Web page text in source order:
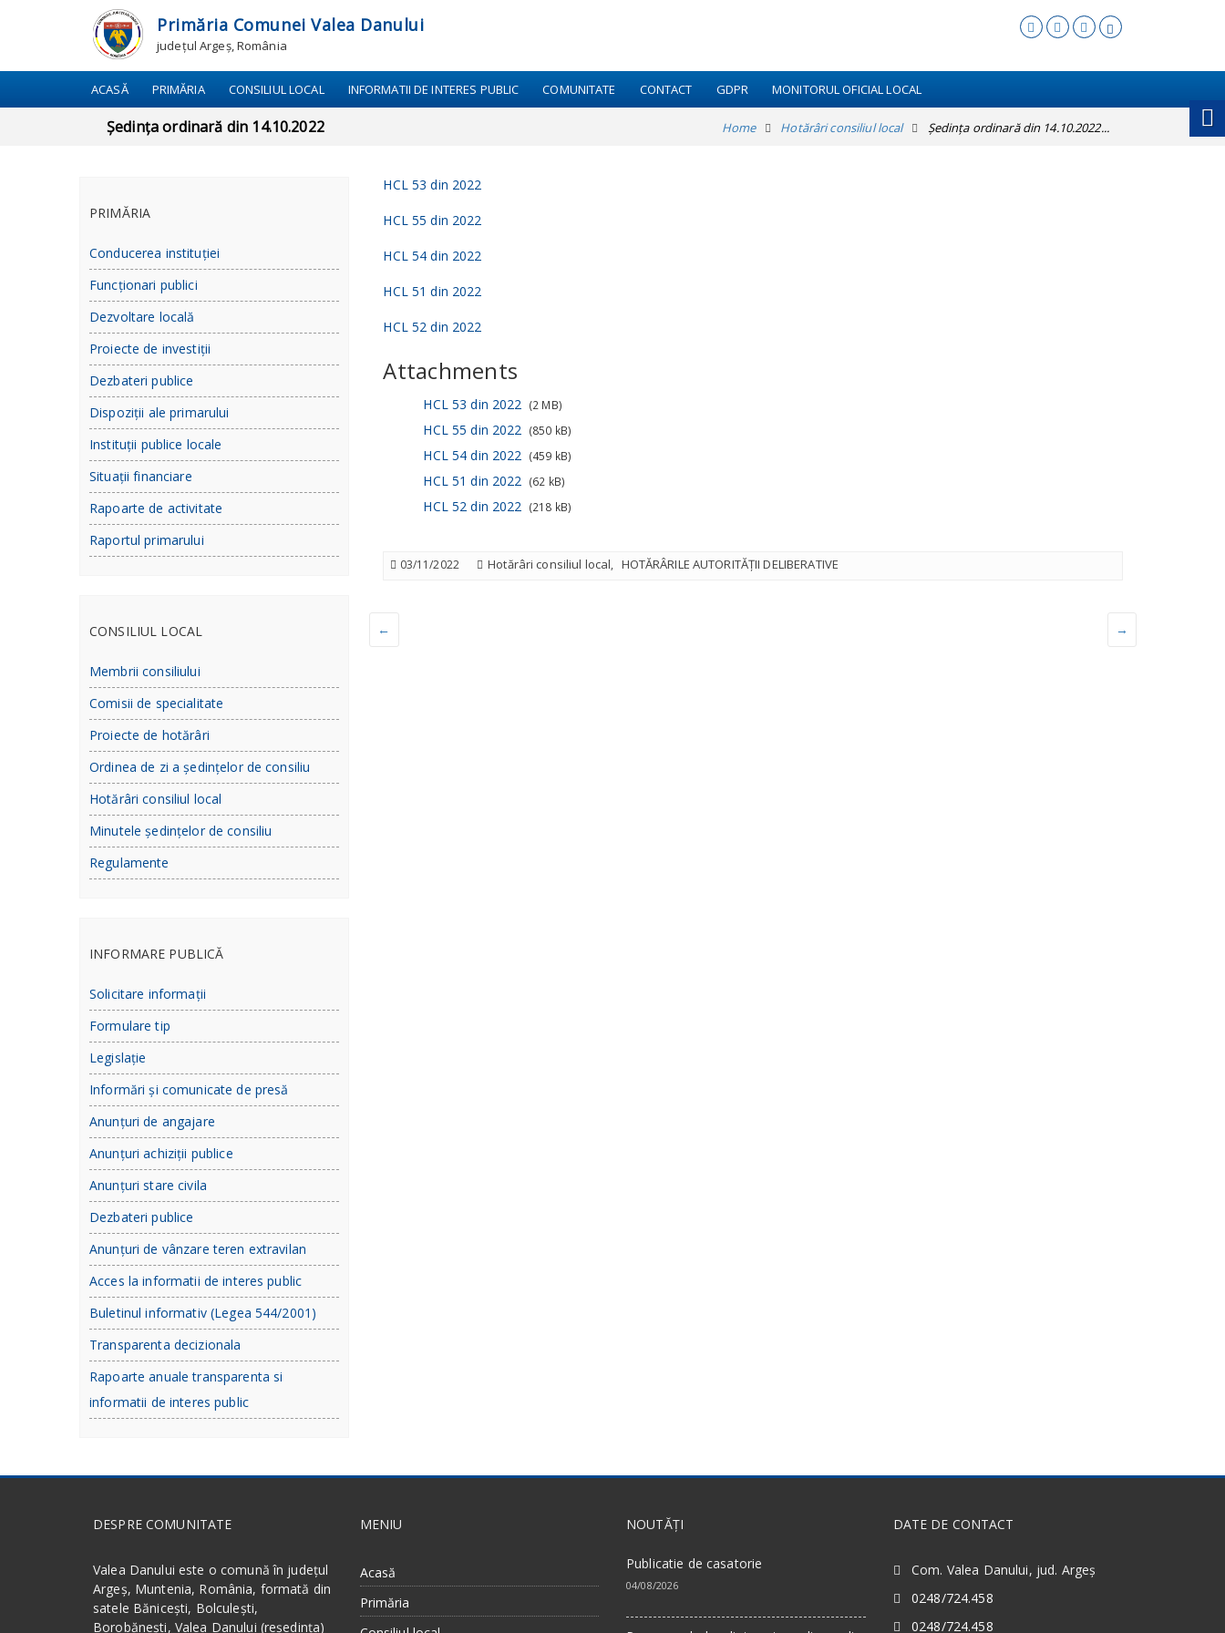
Primăria Comunei Valea Danului
județul Argeș, România
ACASĂ PRIMĂRIA CONSILIUL LOCAL INFORMATII DE INTERES PUBLIC COMUNITATE CONTACT GDPR MONITORUL OFICIAL LOCAL
Ședința ordinară din 14.10.2022 Home Hotărâri consiliul local Ședința ordinară din 14.10.2022...
HCL 53 din 2022
HCL 55 din 2022
HCL 54 din 2022
HCL 51 din 2022
HCL 52 din 2022
Attachments
HCL 53 din 2022 (2 MB)
HCL 55 din 2022 (850 kB)
HCL 54 din 2022 (459 kB)
HCL 51 din 2022 (62 kB)
HCL 52 din 2022 (218 kB)
03/11/2022 Hotărâri consiliul local, HOTĂRÂRILE AUTORITĂȚII DELIBERATIVE
← →
PRIMĂRIA
Conducerea instituției
Funcționari publici
Dezvoltare locală
Proiecte de investiții
Dezbateri publice
Dispoziții ale primarului
Instituții publice locale
Situații financiare
Rapoarte de activitate
Raportul primarului
CONSILIUL LOCAL
Membrii consiliului
Comisii de specialitate
Proiecte de hotărâri
Ordinea de zi a ședințelor de consiliu
Hotărâri consiliul local
Minutele ședințelor de consiliu
Regulamente
INFORMARE PUBLICĂ
Solicitare informații
Formulare tip
Legislație
Informări și comunicate de presă
Anunțuri de angajare
Anunțuri achiziții publice
Anunțuri stare civila
Dezbateri publice
Anunțuri de vânzare teren extravilan
Acces la informatii de interes public
Buletinul informativ (Legea 544/2001)
Transparenta decizionala
Rapoarte anuale transparenta si
informatii de interes public
DESPRE COMUNITATE
Valea Danului este o comună în județul
Argeș, Muntenia, România, formată din
satele Bănicești, Bolculești,
Borobănești, Valea Danului (reședința)
MENIU
Acasă
Primăria
NOUTĂȚI
Publicatie de casatorie
04/08/2026
DATE DE CONTACT
Com. Valea Danului, jud. Argeș
0248/724.458
0248/724.458